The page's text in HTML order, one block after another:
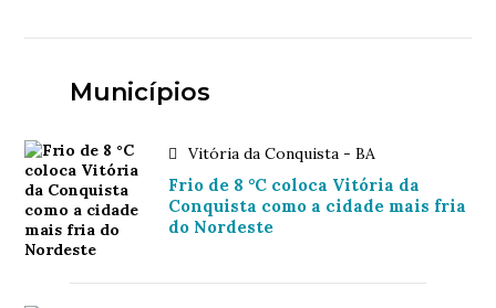
Municípios
Vitória da Conquista - BA
Frio de 8 °C coloca Vitória da
Conquista como a cidade mais fria
do Nordeste